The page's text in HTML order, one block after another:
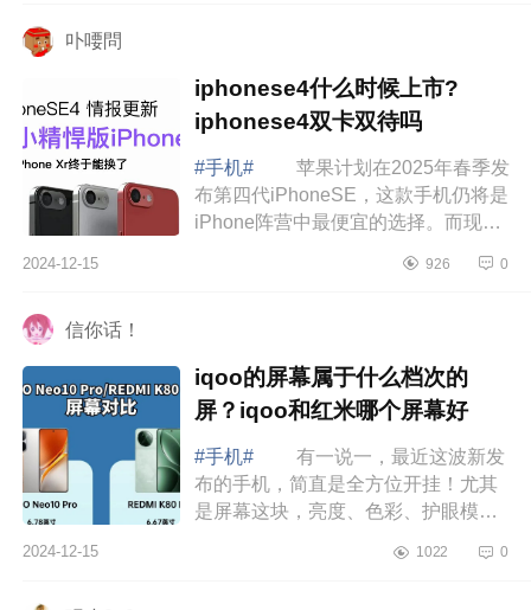
卟喓問
iphonese4什么时候上市?
iphonese4双卡双待吗
#手机#
苹果计划在2025年春季发
布第四代iPhoneSE，这款手机仍将是
iPhone阵营中最便宜的选择。而现
进一步爆料。下面小编为大家介绍下
2024-12-15 926 0
信你话！
iqoo的屏幕属于什么档次的
屏？iqoo和红米哪个屏幕好
#手机#
有一说一，最近这波新发
布的手机，简直是全方位开挂！尤其
是屏幕这块，亮度、色彩、护眼模
编为大家介绍下iqoo的屏幕属于什么
2024-12-15 1022 0